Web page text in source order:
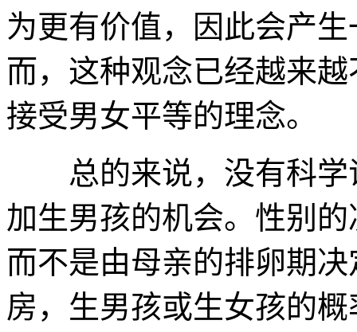
为更有价值，因此会产
而，这种观念已经越来
接受男女平等的理念。
总的来说，没有科学
加生男孩的机会。性别
而不是由母亲的排卵期
房，生男孩或生女孩的